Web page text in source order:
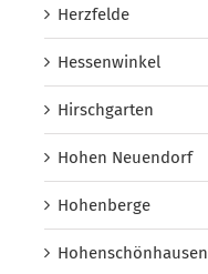
Herzfelde
Hessenwinkel
Hirschgarten
Hohen Neuendorf
Hohenberge
Hohenschönhausen